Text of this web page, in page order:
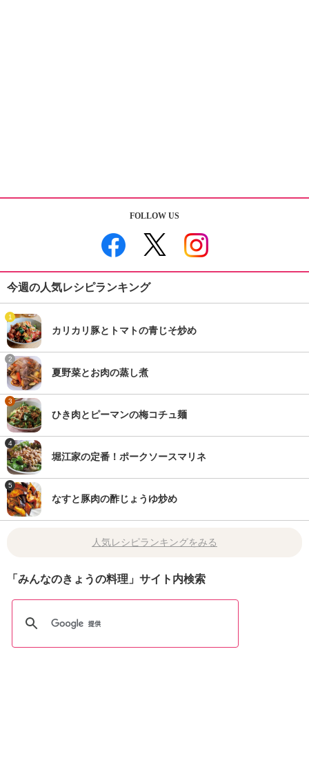
FOLLOW US
今週の人気レシピランキング
1
カリカリ豚とトマトの青じそ炒め
2
夏野菜とお肉の蒸し煮
3
ひき肉とピーマンの梅コチュ麺
4
堀江家の定番！ポークソースマリネ
5
なすと豚肉の酢じょうゆ炒め
人気レシピランキングをみる
「みんなのきょうの料理」サイト内検索